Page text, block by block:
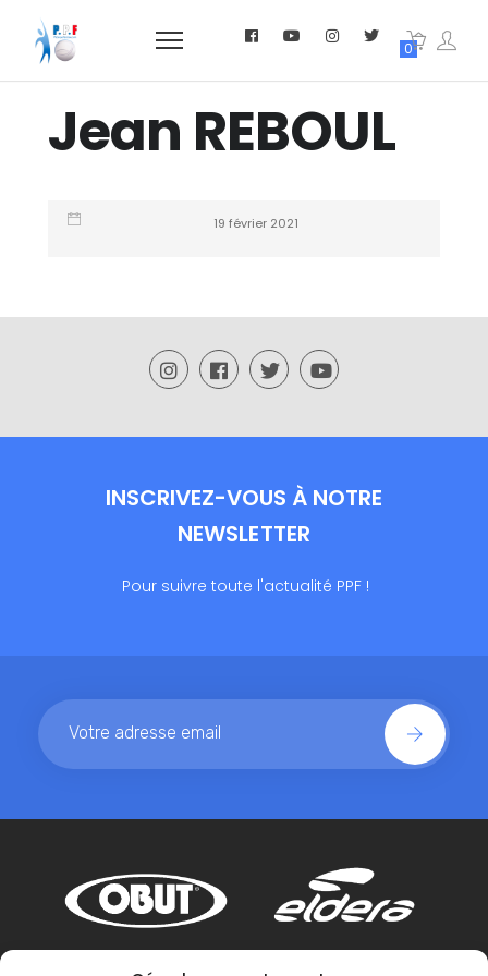
0
Jean REBOUL
19 février 2021
INSCRIVEZ-VOUS À NOTRE
NEWSLETTER
Pour suivre toute l'actualité PPF !